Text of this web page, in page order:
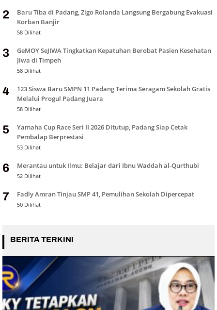
2
Baru Tiba di Padang, Zigo Rolanda Langsung Bergabung Evakuasi
Korban Banjir
58 Dilihat
3
GeMOY SeJIWA Tingkatkan Kepatuhan Berobat Pasien Kesehatan
Jiwa di Timpeh
58 Dilihat
4
123 Siswa Baru SMPN 11 Padang Terima Seragam Sekolah Gratis
Melalui Progul Padang Juara
58 Dilihat
5
Yamaha Cup Race Seri II 2026 Ditutup, Padang Siap Cetak
Pembalap Berprestasi
53 Dilihat
6 Merantau untuk Ilmu: Belajar dari Ibnu Waddah al-Qurthubi
52 Dilihat
7 Fadly Amran Tinjau SMP 41, Pemulihan Sekolah Dipercepat
50 Dilihat
BERITA TERKINI